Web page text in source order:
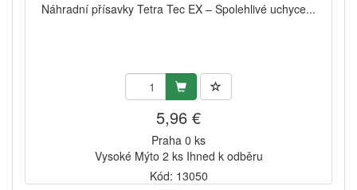
Náhradní přísavky Tetra Tec EX – Spolehlivé uchyce...
5,96 €
Praha 0 ks
Vysoké Mýto 2 ks Ihned k odběru
Kód: 13050